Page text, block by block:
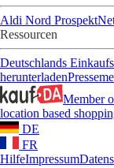
Aldi Nord Prospekt
Ressourcen
Deutschlands
herunterladen
Member
location based
DE
FR
HilfeImpressum